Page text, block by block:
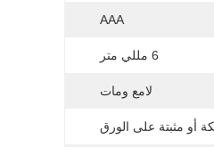
AAA
6 مللي متر
لامع ومات
أو مثبتة على الورق